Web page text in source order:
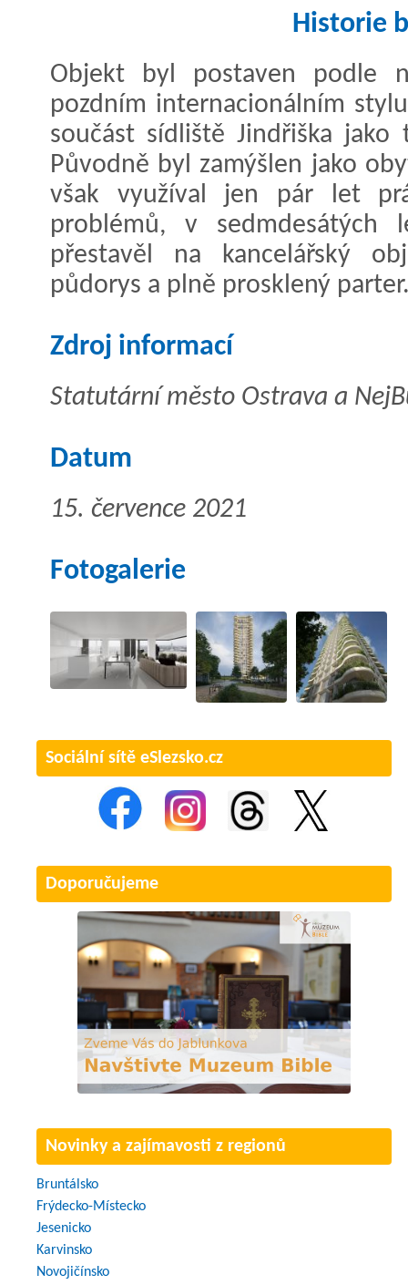
Historie
Objekt byl postaven podle
pozdním internacionálním
součást sídliště Jindřiška
Původně byl zamýšlen jako
však využíval jen pár let
problémů, v sedmdesátých
přestavěl na kancelářský
půdorys a plně prosklený
Zdroj informací
Statutární město Ostrava a
Datum
15. července 2021
Fotogalerie
Sociální sítě eSlezsko.cz
Doporučujeme
Novinky a zajímavosti z regionů
Bruntálsko
Frýdecko-Místecko
Jesenicko
Karvinsko
Novojičínsko